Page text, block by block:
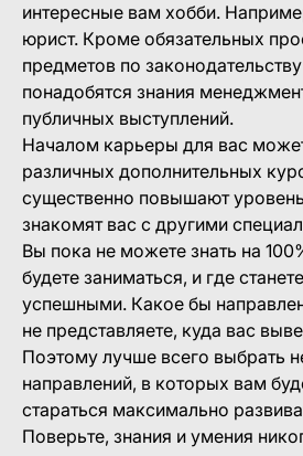
интересные вам хобби.
юрист. Кроме обязательных
предметов по
понадобятся знания
публичных выступлений.
Началом карьеры для вас
различных дополнительных
существенно повышают
знакомят вас с другими
Вы пока не можете знать на
будете заниматься, и где
успешными. Какое бы
не представляете, куда вас
Поэтому лучше всего выбрать
направлений, в которых вам
стараться максимально
Поверьте, знания и умения